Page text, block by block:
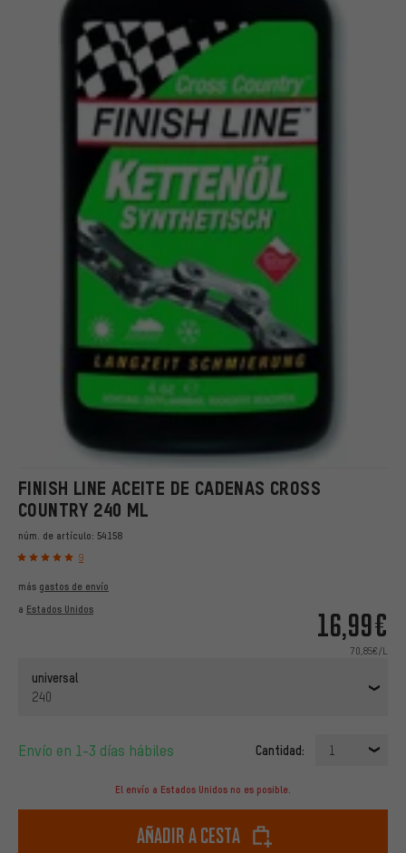
FINISH LINE ACEITE DE CADENAS CROSS
COUNTRY 240 ML
núm. de artículo: 54158
9
16,99€
70,85€/L
más gastos de envío
a Estados Unidos
universal
240
Envío en 1-3 días hábiles Cantidad: 1
El envío a Estados Unidos no es posible.
Añadir a cesta